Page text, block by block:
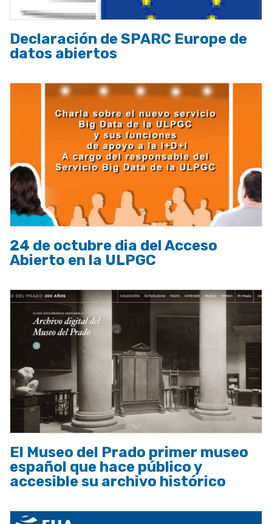
Declaración de SPARC Europe de
datos abiertos
24 de octubre dia del Acceso
Abierto en la ULPGC
El Museo del Prado primer museo
español que hace público y
accesible su archivo histórico